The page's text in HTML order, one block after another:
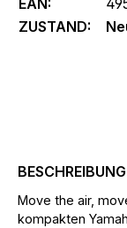
EAN:
ZUSTAND:
BESCHREIBUNG
Move the air,
kompakten